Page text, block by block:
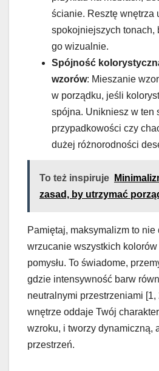
ścianie. Resztę wnętrza
spokojniejszych tonach,
go wizualnie.
Spójność
wzorów: Mieszanie
w porządku, jeśli
spójna. Unikniesz w ten
przypadkowości czy
dużej różnorodności
To też inspiruje
zasad, by utrzymać
Pamiętaj, maksymalizm to nie
wrzucanie wszystkich
pomysłu. To świadome,
gdzie intensywność barw
neutralnymi przestrzeniami [1,
wnętrze oddaje Twój
wzroku, i tworzy dynamiczną,
przestrzeń.